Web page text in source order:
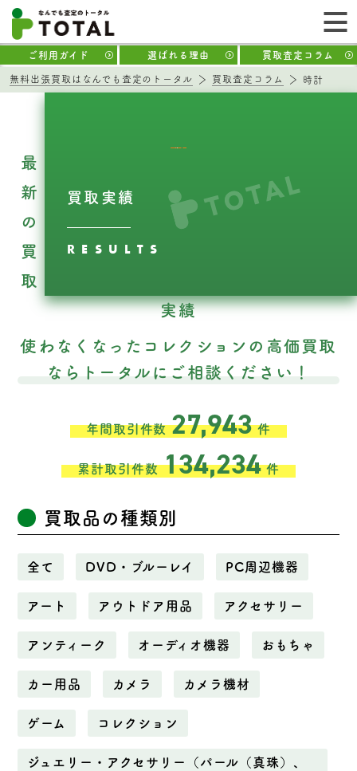
ご利用ガイド 選ばれる理由 買取査定コラム
無料出張買取はなんでも査定のトータル 買取査定コラム 時計
買取実績
RESULTS
最
新
の
買
取
実績
使わなくなったコレクションの高価買取
ならトータルにご相談ください！
年間取引件数27,943件
累計取引件数134,234件
買取品の種類別
全て DVD・ブルーレイ PC周辺機器
アート アウトドア用品 アクセサリー
アンティーク オーディオ機器 おもちゃ
カー用品 カメラ カメラ機材
ゲーム コレクション
ジュエリー・アクセサリー（パール（真珠）、